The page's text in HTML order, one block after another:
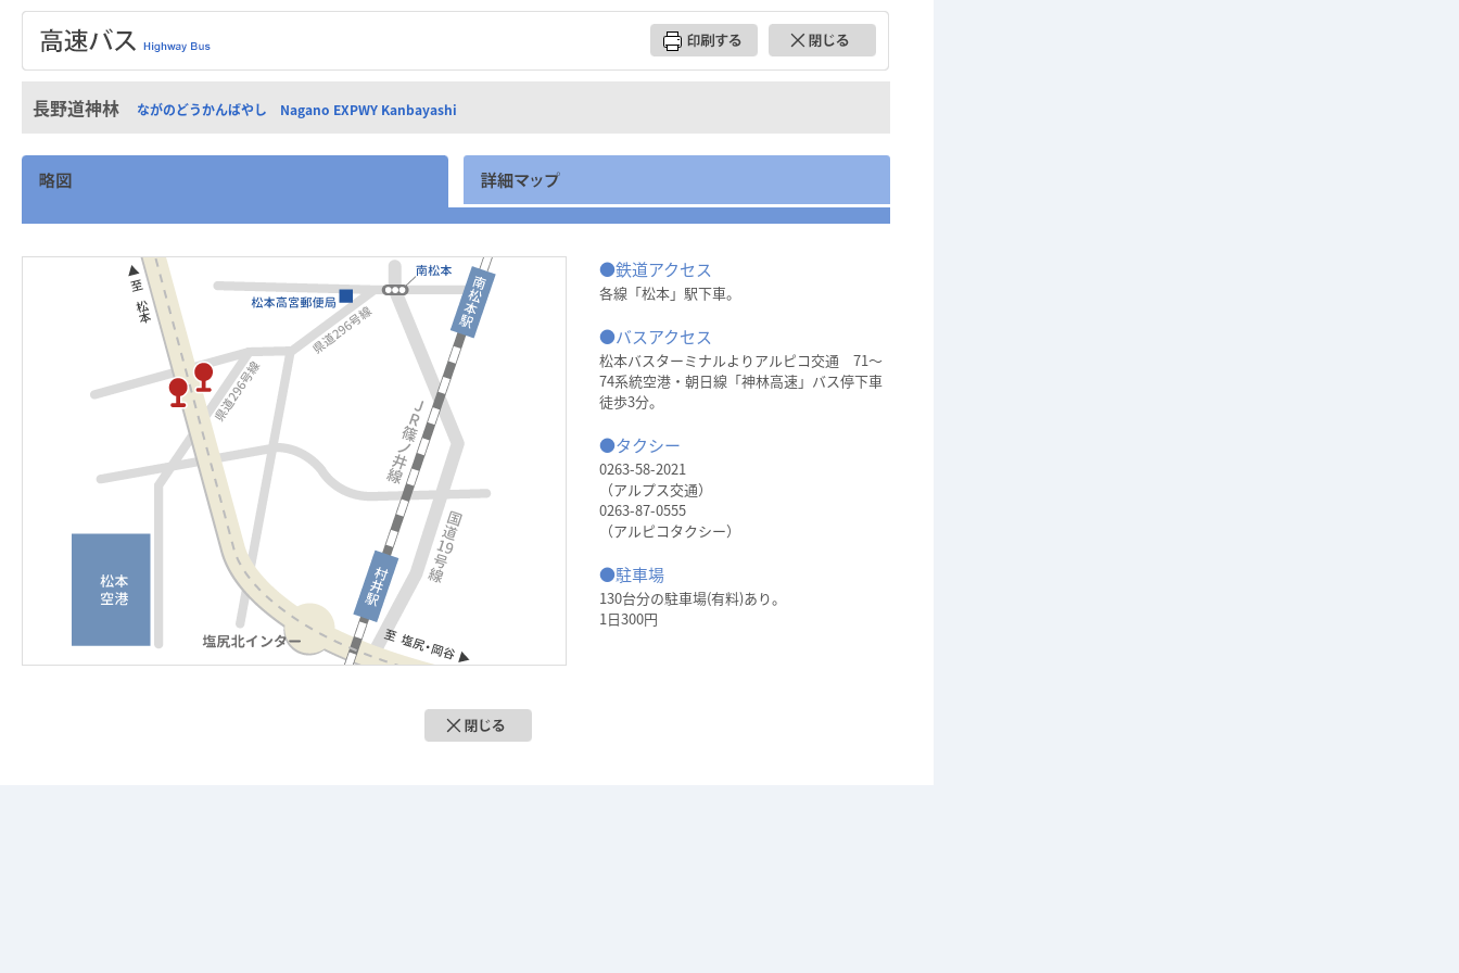
長野道神林 ながのどうかんばやし Nagano EXPWY Kanbayashi
●鉄道アクセス
各線「松本」駅下車。
●バスアクセス
松本バスターミナルよりアルピコ交通 71～
74系統空港・朝日線「神林高速」バス停下車
徒歩3分。
●タクシー
0263-58-2021
（アルプス交通）
0263-87-0555
（アルピコタクシー）
●駐車場
130台分の駐車場(有料)あり。
1日300円